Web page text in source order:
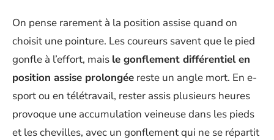
On pense rarement à la position assise quand on
choisit une pointure. Les coureurs savent que le pied
gonfle à l’effort, mais le gonflement différentiel en
position assise prolongée reste un angle mort. En e-
sport ou en télétravail, rester assis plusieurs heures
provoque une accumulation veineuse dans les pieds
et les chevilles, avec un gonflement qui ne se répartit